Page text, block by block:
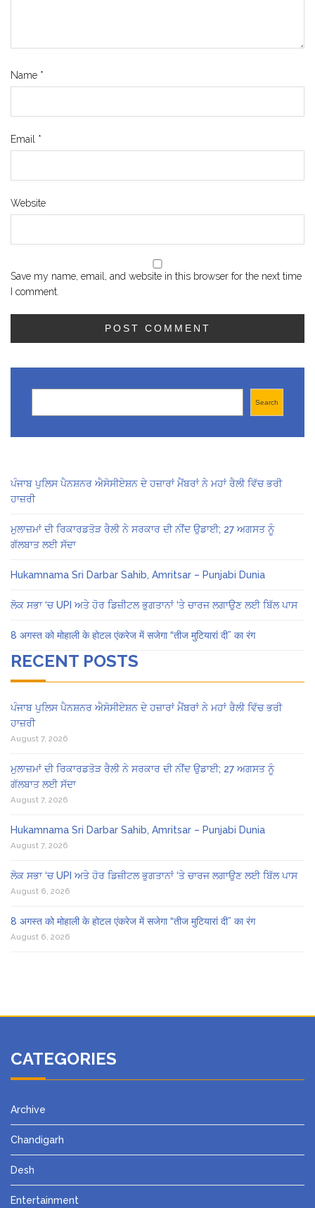
Name *
Email *
Website
Save my name, email, and website in this browser for the next time
I comment.
Search
ਪੰਜਾਬ ਪੁਲਿਸ ਪੈਨਸ਼ਨਰ ਐਸੋਸੀਏਸ਼ਨ ਦੇ ਹਜ਼ਾਰਾਂ ਮੈਂਬਰਾਂ ਨੇ ਮਹਾਂ ਰੈਲੀ ਵਿੱਚ ਭਰੀ
ਹਾਜ਼ਰੀ
ਮੁਲਾਜ਼ਮਾਂ ਦੀ ਰਿਕਾਰਡਤੋੜ ਰੈਲੀ ਨੇ ਸਰਕਾਰ ਦੀ ਨੀਂਦ ਉਡਾਈ; 27 ਅਗਸਤ ਨੂੰ
ਗੱਲਬਾਤ ਲਈ ਸੱਦਾ
Hukamnama Sri Darbar Sahib, Amritsar – Punjabi Dunia
ਲੋਕ ਸਭਾ ‘ਚ UPI ਅਤੇ ਹੋਰ ਡਿਜ਼ੀਟਲ ਭੁਗਤਾਨਾਂ ‘ਤੇ ਚਾਰਜ ਲਗਾਉਣ ਲਈ ਬਿੱਲ ਪਾਸ
8 अगस्त को मोहाली के होटल एंकरेज में सजेगा “तीज मुटियारां दी” का रंग
RECENT POSTS
ਪੰਜਾਬ ਪੁਲਿਸ ਪੈਨਸ਼ਨਰ ਐਸੋਸੀਏਸ਼ਨ ਦੇ ਹਜ਼ਾਰਾਂ ਮੈਂਬਰਾਂ ਨੇ ਮਹਾਂ ਰੈਲੀ ਵਿੱਚ ਭਰੀ
ਹਾਜ਼ਰੀ
August 7, 2026
ਮੁਲਾਜ਼ਮਾਂ ਦੀ ਰਿਕਾਰਡਤੋੜ ਰੈਲੀ ਨੇ ਸਰਕਾਰ ਦੀ ਨੀਂਦ ਉਡਾਈ; 27 ਅਗਸਤ ਨੂੰ
ਗੱਲਬਾਤ ਲਈ ਸੱਦਾ
August 7, 2026
Hukamnama Sri Darbar Sahib, Amritsar – Punjabi Dunia
August 7, 2026
ਲੋਕ ਸਭਾ ‘ਚ UPI ਅਤੇ ਹੋਰ ਡਿਜ਼ੀਟਲ ਭੁਗਤਾਨਾਂ ‘ਤੇ ਚਾਰਜ ਲਗਾਉਣ ਲਈ ਬਿੱਲ ਪਾਸ
August 6, 2026
8 अगस्त को मोहाली के होटल एंकरेज में सजेगा “तीज मुटियारां दी” का रंग
August 6, 2026
CATEGORIES
Archive
Chandigarh
Desh
Entertainment